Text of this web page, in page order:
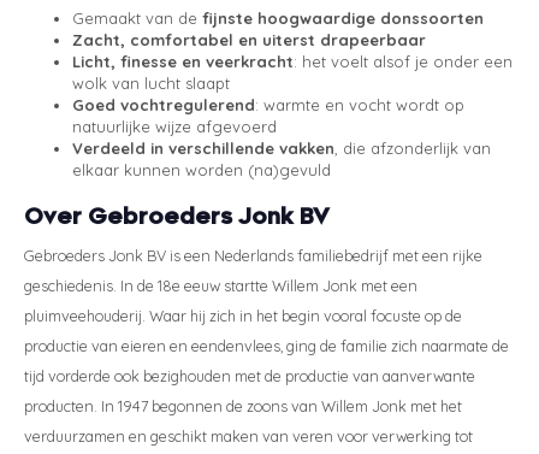
Gemaakt van de fijnste hoogwaardige donssoorten
Zacht, comfortabel en uiterst drapeerbaar
Licht, finesse en veerkracht: het voelt alsof je onder een
wolk van lucht slaapt
Goed vochtregulerend: warmte en vocht wordt op
natuurlijke wijze afgevoerd
Verdeeld in verschillende vakken , die afzonderlijk van
elkaar kunnen worden (na)gevuld
Over Gebroeders Jonk BV
Gebroeders Jonk BV is een Nederlands familiebedrijf met een rijke
geschiedenis. In de 18e eeuw startte Willem Jonk met een
pluimveehouderij. Waar hij zich in het begin vooral focuste op de
productie van eieren en eendenvlees, ging de familie zich naarmate de
tijd vorderde ook bezighouden met de productie van aanverwante
producten. In 1947 begonnen de zoons van Willem Jonk met het
verduurzamen en geschikt maken van veren voor verwerking tot